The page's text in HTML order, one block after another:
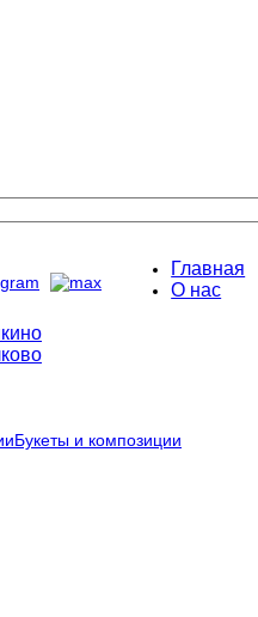
Главная
О нас
Букеты и композиции